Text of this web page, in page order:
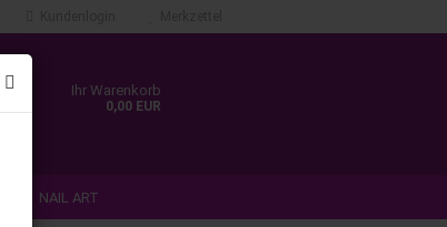
Ihr Warenkorb
0,00 EUR
NAIL ART